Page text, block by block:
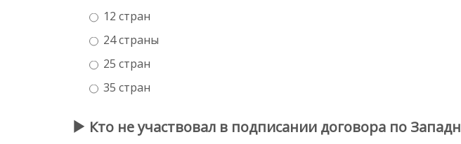
12 стран
24 страны
25 стран
35 стран
Кто не участвовал в подписании договора по